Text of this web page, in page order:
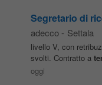
Segretario di
adecco - Settala
livello V, con
svolti. Contratto a
oggi